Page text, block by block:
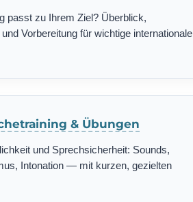
passt zu Ihrem Ziel? Überblick,
Vorbereitung für wichtige internationale
& Übungen
und Sprechsicherheit: Sounds,
Intonation — mit kurzen, gezielten